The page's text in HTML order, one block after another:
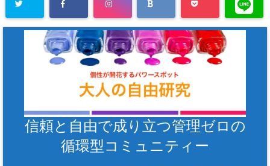
信頼と自由で成り立つ管理ゼロの
循環型コミュニティー